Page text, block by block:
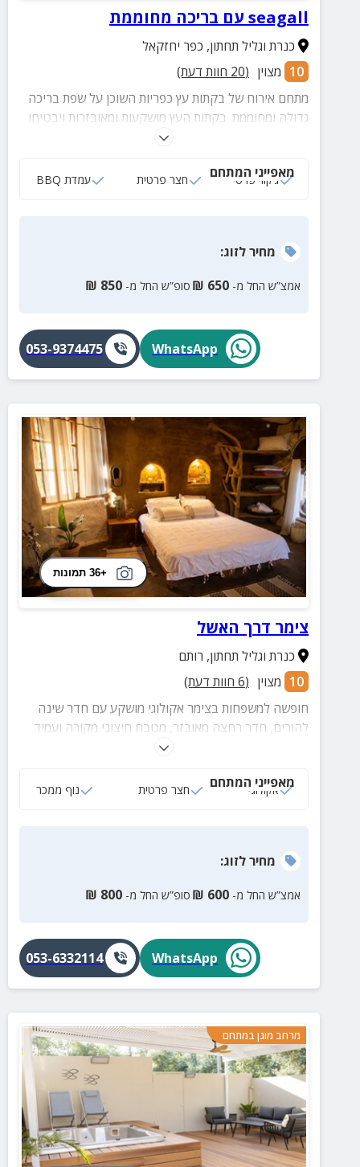
seagall עם בריכה מחוממת
כנרת וגליל תחתון, כפר יחזקאל
10 מצוין (
20 חוות דעת)
מתחם אירוח של בקתות עץ כפריות השוכן על שפת בריכה
גדולה ומחוממת. בקתות העץ מושקעות ומאובזרות ויבטיחו
לכם חופשה מהנה ומספקת. במקום ניתן לבצע טיפולי מים,
מאפייני המתחם
ג‘קוזי פרטי חצר פרטית עמדת BBQ
מחירלזוג:
אמצ”ש החל מ- 650
₪ סופ”ש החל מ- 850
₪
WhatsApp
053-9374475
+36 תמונות
צימר דרך האשל
כנרת וגליל תחתון, רותם
10 מצוין (
6 חוות דעת)
חופשה למשפחות בצימר אקולוגי מושקע עם חדר שינה
להורים, חדר רחצה מאובזר, מטבח חיצוני מקורה ועמיד
מאפייני המתחם
אקולוגי חצר פרטית נוף ממכר
מחירלזוג:
אמצ”ש החל מ- 600
₪ סופ”ש החל מ- 800
₪
WhatsApp
053-6332114
מרחב מוגן במתחם